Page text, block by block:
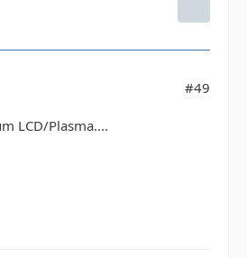
#49
LCD/Plasma....